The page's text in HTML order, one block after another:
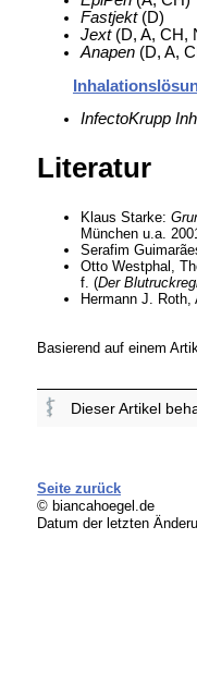
Fastjekt(D)
Jext(D, A, CH,
Anapen(D, A,
InfectoKrupp
Literatur
Klaus Starke:
München u.a.
Serafim
Otto Westphal,
f. (Der
Hermann J.
Basierend auf einem
Dieser Artikel
Seite zurück
© biancahoegel.de
Datum der letzten